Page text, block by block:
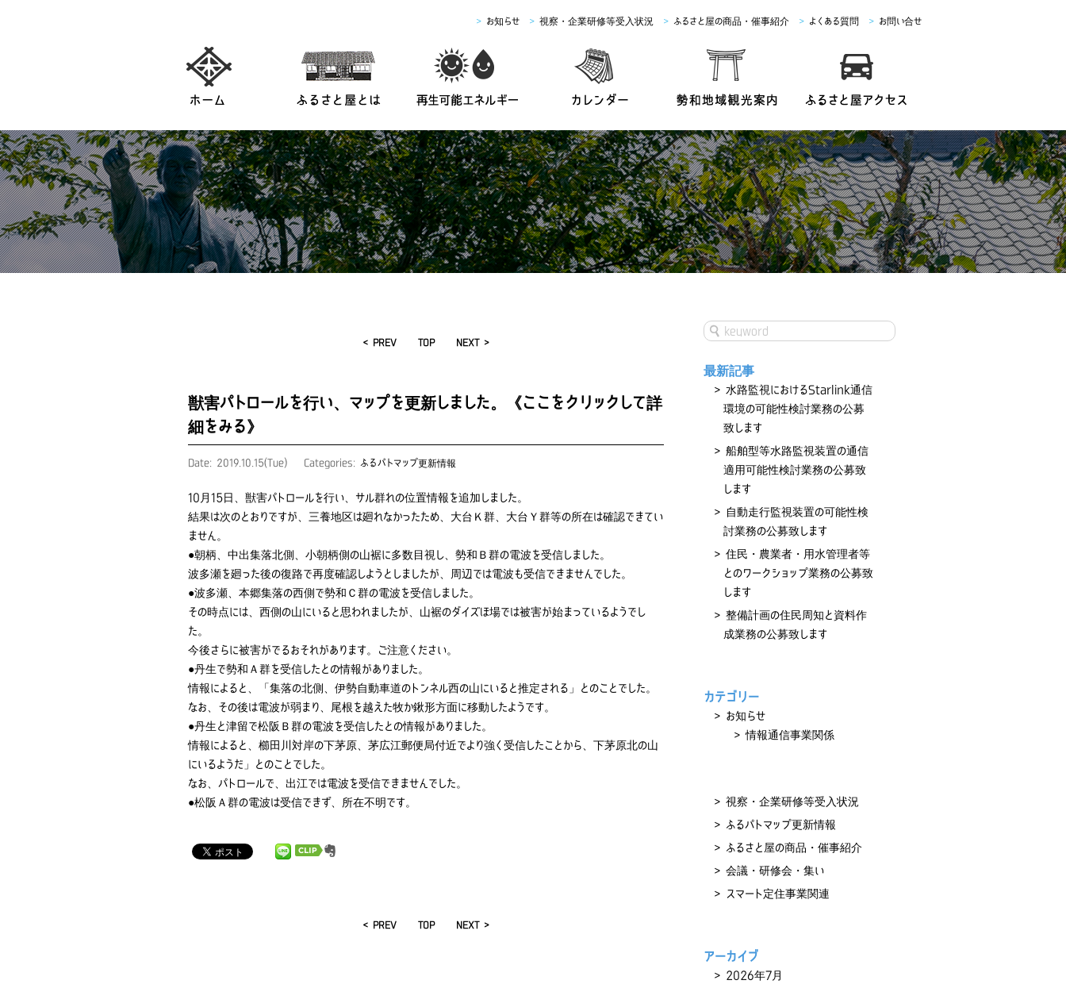
> お知らせ > 視察・企業研修等受入状況 > ふるさと屋の商品・催事紹介 > よくある質問 > お問い合せ
< PREV TOP NEXT >
獣害パトロールを行い、マップを更新しました。《ここをクリックして詳
細をみる》
Date: 2019.10.15(Tue) Categories: ふるパトマップ更新情報
10月15日、獣害パトロールを行い、サル群れの位置情報を追加しました。
結果は次のとおりですが、三養地区は廻れなかったため、大台Ｋ群、大台Ｙ群等の所在は確認できてい
ません。
●朝柄、中出集落北側、小朝柄側の山裾に多数目視し、勢和Ｂ群の電波を受信しました。
波多瀬を廻った後の復路で再度確認しようとしましたが、周辺では電波も受信できませんでした。
●波多瀬、本郷集落の西側で勢和Ｃ群の電波を受信しました。
その時点には、西側の山にいると思われましたが、山裾のダイズほ場では被害が始まっているようでし
た。
今後さらに被害がでるおそれがあります。ご注意ください。
●丹生で勢和Ａ群を受信したとの情報がありました。
情報によると、「集落の北側、伊勢自動車道のトンネル西の山にいると推定される」とのことでした。
なお、その後は電波が弱まり、尾根を越えた牧か鍬形方面に移動したようです。
●丹生と津留で松阪Ｂ群の電波を受信したとの情報がありました。
情報によると、櫛田川対岸の下茅原、茅広江郵便局付近でより強く受信したことから、下茅原北の山
にいるようだ」とのことでした。
なお、パトロールで、出江では電波を受信できませんでした。
●松阪Ａ群の電波は受信できず、所在不明です。
< PREV TOP NEXT >
最新記事
水路監視におけるStarlink通信
環境の可能性検討業務の公募
致します
船舶型等水路監視装置の通信
適用可能性検討業務の公募致
します
自動走行監視装置の可能性検
討業務の公募致します
住民・農業者・用水管理者等
とのワークショップ業務の公募致
します
整備計画の住民周知と資料作
成業務の公募致します
カテゴリー
お知らせ
情報通信事業関係
視察・企業研修等受入状況
ふるパトマップ更新情報
ふるさと屋の商品・催事紹介
会議・研修会・集い
スマート定住事業関連
アーカイブ
2026年7月